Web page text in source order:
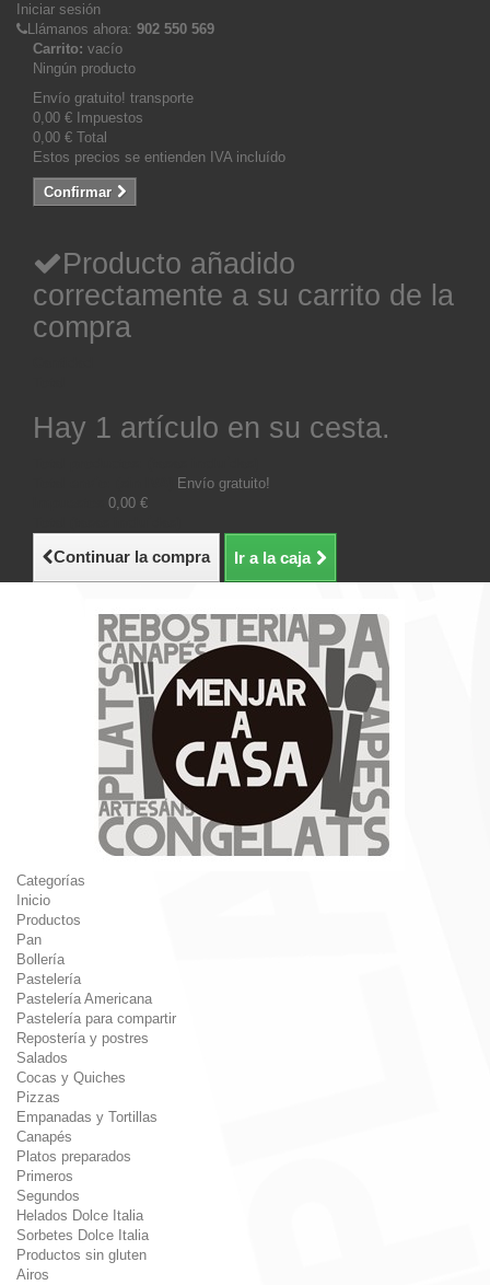
Iniciar sesión
Llámanos ahora: 902 550 569
Carrito: vacío
Ningún producto
Envío gratuito! transporte
0,00 € Impuestos
0,00 € Total
Estos precios se entienden IVA incluído
Confirmar
Producto añadido
correctamente a su carrito de la
compra
Hay 1 artículo en su cesta.
Envío gratuito!
0,00 €
Continuar la compra Ir a la caja
Categorías
Inicio
Productos
Pan
Bollería
Pastelería
Pastelería Americana
Pastelería para compartir
Repostería y postres
Salados
Cocas y Quiches
Pizzas
Empanadas y Tortillas
Canapés
Platos preparados
Primeros
Segundos
Helados Dolce Italia
Sorbetes Dolce Italia
Productos sin gluten
Airos